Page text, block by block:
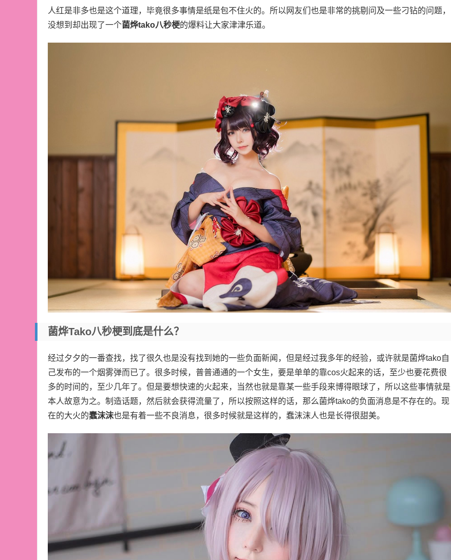
人红是非多也是这个道理，毕竟很多事情是纸是包不住火的。所以网友们也是非常的挑剔问及一些刁钻的问题，
没想到却出现了一个菌烨tako八秒梗的爆料让大家津津乐道。
菌烨tako八秒梗到底是什么？
经过夕夕的一番查找，找了很久也是没有找到她的一些负面新闻，但是经过我多年的经验，或许就是菌烨tako自
己发布的一个烟雾弹而已了。很多时候，普普通通的一个女生，要是单单的靠cos火起来的话，至少也要花费很
多的时间的，至少几年了。但是要想快速的火起来，当然也就是靠某一些手段来博得眼球了，所以这些事情就是
本人故意为之。制造话题，然后就会获得流量了，所以按照这样的话，那么菌烨tako的负面消息是不存在的。现
在的大火的蠢沫沫也是有着一些不良消息，很多时候就是这样的，蠢沫沫人也是长得很甜美。